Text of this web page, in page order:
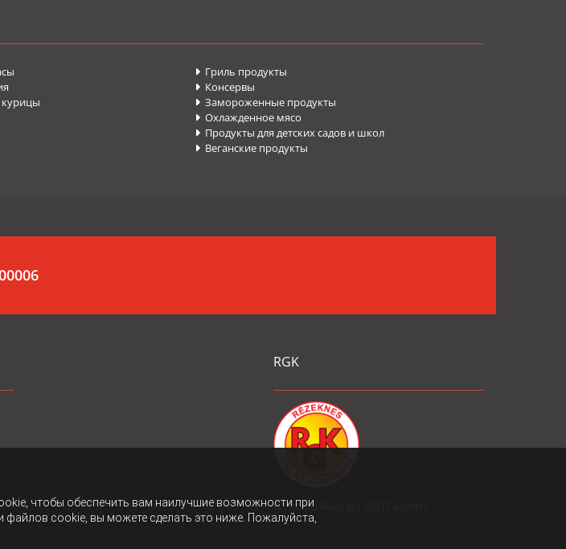
чтобы обеспечить вам наилучшие возможности при
cookie, вы можете сделать это ниже. Пожалуйста,
Гриль продукты
Консервы
Замороженные продукты
Охлажденное мясо
Продукты для детских садов и школ
Веганские продукты
RGK
С любовью из Латгалии!